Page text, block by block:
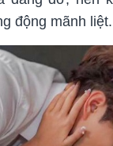
động mãnh liệt.